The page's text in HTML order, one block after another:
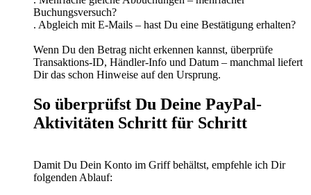
Buchungsversuch?
. Abgleich mit E-Mails – hast Du eine Bestätigung erhalten?
Wenn Du den Betrag nicht erkennen kannst, überprüfe
Transaktions-ID, Händler-Info und Datum – manchmal liefert
Dir das schon Hinweise auf den Ursprung.
So überprüfst Du Deine PayPal-
Aktivitäten Schritt für Schritt
Damit Du Dein Konto im Griff behältst, empfehle ich Dir
folgenden Ablauf: